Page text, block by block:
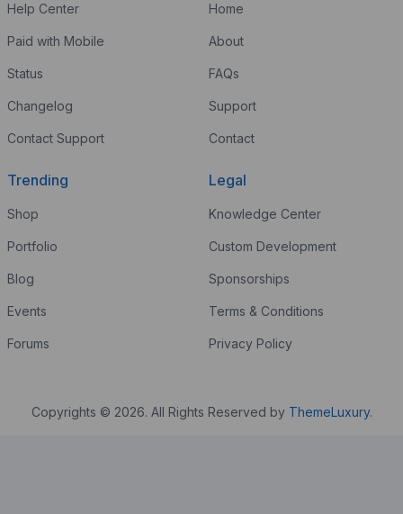
Help Center
Paid with Mobile
Status
Changelog
Contact Support
Home
About
FAQs
Support
Contact
Trending
Shop
Portfolio
Blog
Events
Forums
Legal
Knowledge Center
Custom Development
Sponsorships
Terms & Conditions
Privacy Policy
Copyrights © 2026. All Rights Reserved by ThemeLuxury.